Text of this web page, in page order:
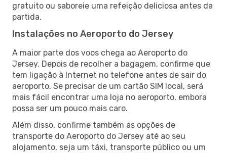
gratuito ou saboreie uma refeição deliciosa antes da
partida.
Instalações no Aeroporto do Jersey
A maior parte dos voos chega ao Aeroporto do
Jersey. Depois de recolher a bagagem, confirme que
tem ligação à Internet no telefone antes de sair do
aeroporto. Se precisar de um cartão SIM local, será
mais fácil encontrar uma loja no aeroporto, embora
possa ser um pouco mais caro.
Além disso, confirme também as opções de
transporte do Aeroporto do Jersey até ao seu
alojamento, seja um táxi, transporte público ou um